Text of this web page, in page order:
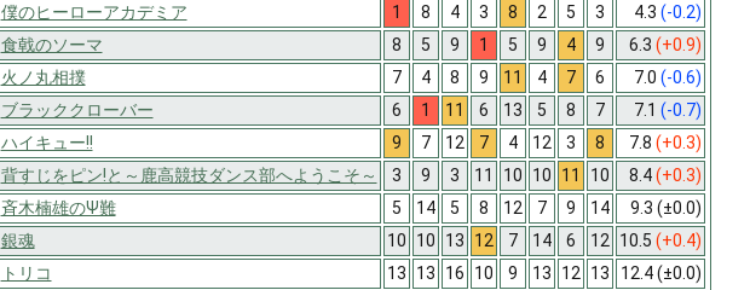
僕のヒーローアカデミア 1 8 4 3 8 2 5 3 4.3 (-0.2)
食戟のソーマ 8 5 9 1 5 9 4 9 6.3 (+0.9)
火ノ丸相撲 7 4 8 9 11 4 7 6 7.0 (-0.6)
ブラッククローバー 6 1 11 6 13 5 8 7 7.1 (-0.7)
ハイキュー!! 9 7 12 7 4 12 3 8 7.8 (+0.3)
背すじをピン!と～鹿高競技ダンス部へようこそ～ 3 9 3 11 10 10 11 10 8.4(+0.3)
斉木楠雄のΨ難 5 14 5 8 12 7 9 14 9.3 (±0.0)
銀魂 10 10 13 12 7 14 6 12 10.5 (+0.4)
トリコ 13 13 16 10 9 13 12 13 12.4(±0.0)